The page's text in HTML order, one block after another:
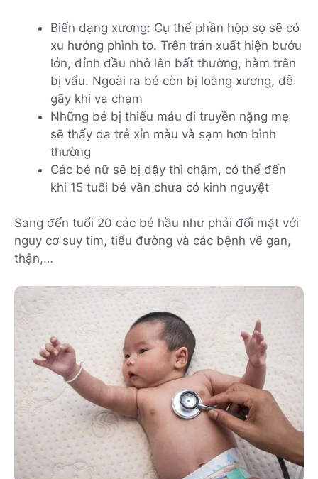
Biến dạng xương: Cụ thể phần hộp sọ sẽ có
xu hướng phình to. Trên trán xuất hiện bướu
lớn, đỉnh đầu nhô lên bất thường, hàm trên
bị vẩu. Ngoài ra bé còn bị loãng xương, dễ
gãy khi va chạm
Những bé bị thiếu máu di truyền nặng mẹ
sẽ thấy da trẻ xỉn màu và sạm hơn bình
thường
Các bé nữ sẽ bị dậy thì chậm, có thể đến
khi 15 tuổi bé vẫn chưa có kinh nguyệt
Sang đến tuổi 20 các bé hầu như phải đối mặt với
nguy cơ suy tim, tiểu đường và các bệnh về gan,
thận,…